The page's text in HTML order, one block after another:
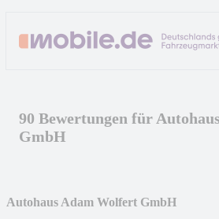
90 Bewertungen für
GmbH
Autohaus Adam Wolfert GmbH